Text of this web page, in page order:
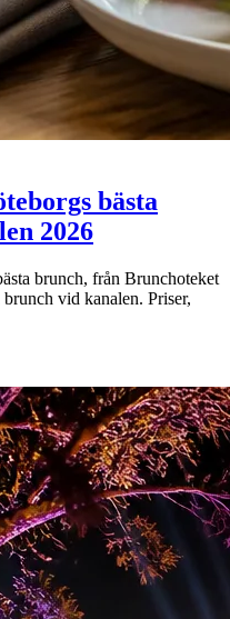
bästa
2026
brunch, från Brunchoteket
vid kanalen. Priser,